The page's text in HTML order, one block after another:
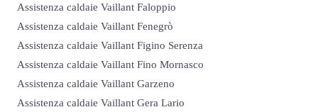
Assistenza caldaie Vaillant Faloppio
Assistenza caldaie Vaillant Fenegrò
Assistenza caldaie Vaillant Figino Serenza
Assistenza caldaie Vaillant Fino Mornasco
Assistenza caldaie Vaillant Garzeno
Assistenza caldaie Vaillant Gera Lario